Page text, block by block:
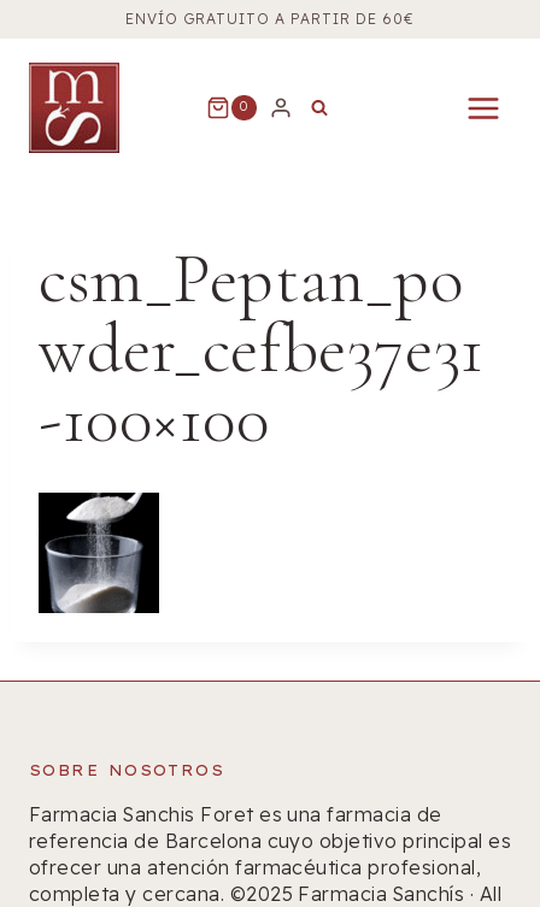
contenido
ENVÍO GRATUITO A PARTIR DE 60€
0
csm_Peptan_po
wder_cefbe37e31
-100×100
SOBRE NOSOTROS
Farmacia Sanchis Foret es una farmacia de
referencia de Barcelona cuyo objetivo principal es
ofrecer una atención farmacéutica profesional,
completa y cercana. ©2025 Farmacia Sanchís · All